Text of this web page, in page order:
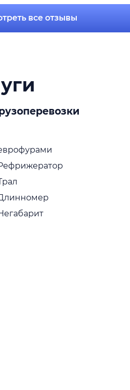
все отзывы